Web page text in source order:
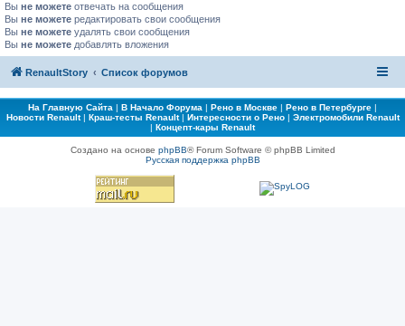
Вы не можете отвечать на сообщения
Вы не можете редактировать свои сообщения
Вы не можете удалять свои сообщения
Вы не можете добавлять вложения
RenaultStory Список форумов
На Главную Сайта | В Начало Форума | Рено в Москве | Рено в Петербурге |
Новости Renault| Краш-тесты Renault| Интересности о Рено| Электромобили Renault
| Концепт-кары Renault
Создано на основе phpBB® Forum Software © phpBB Limited
Русская поддержка phpBB